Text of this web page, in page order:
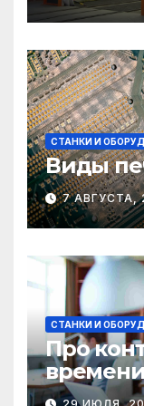
СТАНКИ И
Виды
7 АВГУСТА,
СТАНКИ И
Про